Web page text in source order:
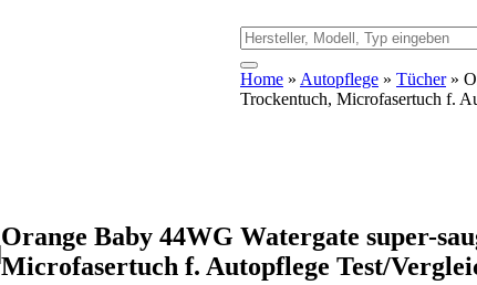
Home » Autopflege » Tücher»
Trockentuch, Microfasertuch f.
Orange Baby 44WG Watergate super-
Microfasertuch f. Autopflege Test/